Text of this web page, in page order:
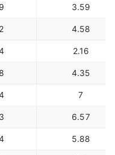
3.59
4.58
2.16
4.35
7
6.57
5.88